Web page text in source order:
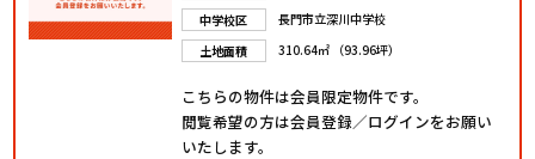
中学校区
長門市立深川中学校
土地面積
310.64㎡ （93.96坪）
こちらの物件は会員限定物件です。
閲覧希望の方は会員登録／ログインをお願い
いたします。